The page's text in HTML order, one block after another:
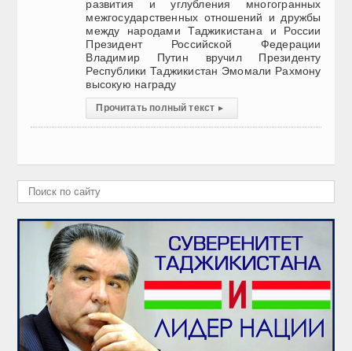
развития и углубления многогранных
межгосударственных отношений и дружбы
между народами Таджикистана и России
Президент Российской Федерации
Владимир Путин вручил Президенту
Республики Таджикистан Эмомали Рахмону
высокую награду
Прочитать полный текст ▸